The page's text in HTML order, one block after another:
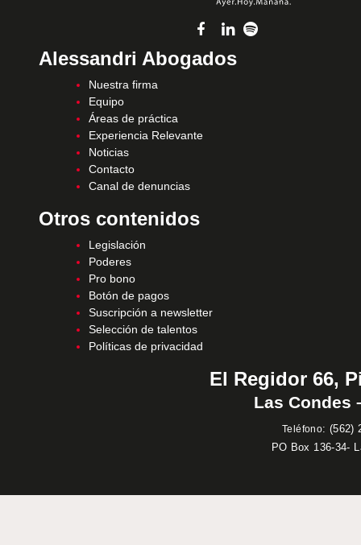
Alessandri Abogados
Nuestra firma
Equipo
Áreas de práctica
Experiencia Relevante
Noticias
Contacto
Canal de denuncias
Otros contenidos
Legislación
Poderes
Pro bono
Botón de pagos
Suscripción a newsletter
Selección de talentos
Políticas de privacidad
El Regidor 66,
Las Condes
Teléfono: (562)
PO Box 136-34-